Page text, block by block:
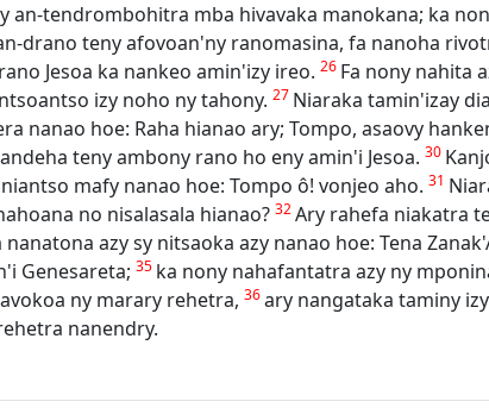
an-tendrombohitra mba hivavaka manokana; ka
drano teny afovoan'ny ranomasina, fa nanoha
Jesoa ka nankeo amin'izy ireo. 26 Fa nony nahita
izy noho ny tahony. 27 Niaraka tamin'izay
nanao hoe: Raha hianao ary; Tompo, asaovy
teny ambony rano ho eny amin'i Jesoa. 30
mafy nanao hoe: Tompo ô! vonjeo aho. 31
no nisalasala hianao? 32Ary rahefa niakatra
azy sy nitsaoka azy nanao hoe: Tena
Genesareta; 35 ka nony nahafantatra azy ny
ny marary rehetra, 36ary nangataka taminy
nanendry.